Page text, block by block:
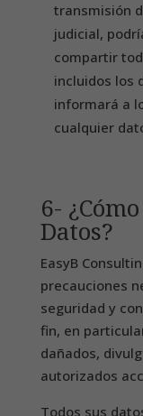
transmisión
judicial,
compartir
incluidos los
informará a
cualquier
6-
Datos?
EasyB
precauciones
seguridad y
fin, en
dañados,
autorizados
Todos sus